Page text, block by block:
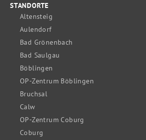
STANDORTE
Altensteig
Aulendorf
Bad Grönenbach
Bad Saulgau
Böblingen
OP-Zentrum Böblingen
Bruchsal
Calw
OP-Zentrum Coburg
Coburg